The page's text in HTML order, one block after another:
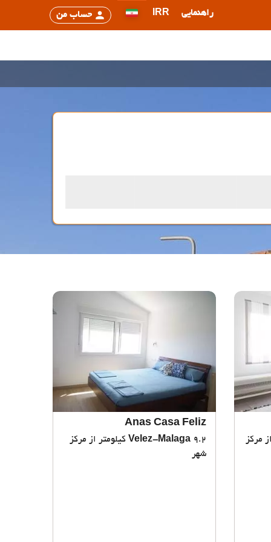
راهنمایی IRR حساب من
از مرکز
Anas Casa Feliz
Velez-Malaga 9.2 کیلومتر از مرکز
شهر